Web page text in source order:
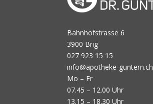
Bahnhofstrasse 6
3900 Brig
027 923 15 15
info@apotheke-guntern.ch
Mo – Fr
07.45 – 12.00 Uhr
13.15 – 18.30 Uhr